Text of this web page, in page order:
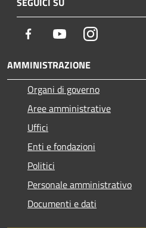
Facebook YoutubeInstagram
AMMINISTRAZIONE
Organi di governo
Aree amministrative
Uffici
Enti e fondazioni
Politici
Personale amministrativo
Documenti e dati